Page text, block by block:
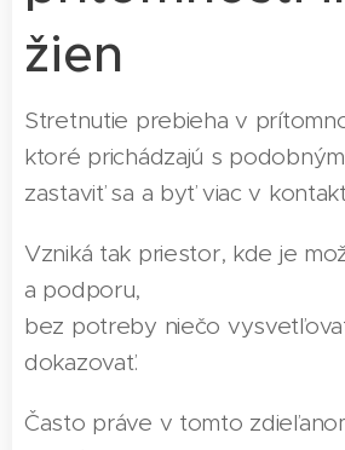
žien
Stretnutie prebieha v
ktoré prichádzajú s
zastaviť sa a byť viac v
Vzniká tak priestor, kde je
a podporu,
bez potreby niečo
dokazovať.
Často práve v tomto